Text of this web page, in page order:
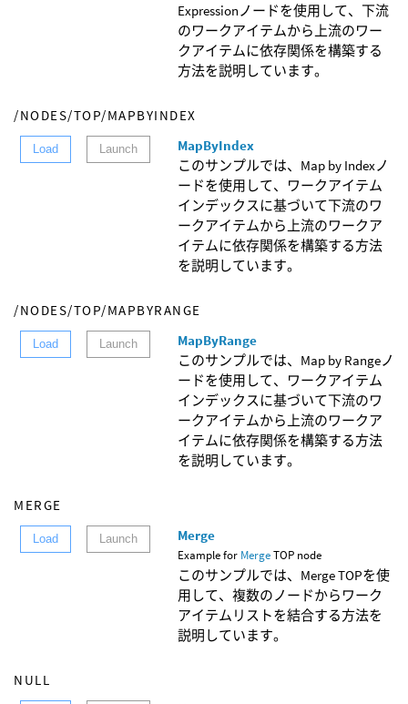
Expressionノードを使用して、下流
のワークアイテムから上流のワー
クアイテムに依存関係を構築する
方法を説明しています。
/NODES/TOP/MAPBYINDEX
Load Launch
MapByIndex
このサンプルでは、Map by Indexノ
ードを使用して、ワークアイテム
インデックスに基づいて下流のワ
ークアイテムから上流のワークア
イテムに依存関係を構築する方法
を説明しています。
/NODES/TOP/MAPBYRANGE
Load Launch
MapByRange
このサンプルでは、Map by Rangeノ
ードを使用して、ワークアイテム
インデックスに基づいて下流のワ
ークアイテムから上流のワークア
イテムに依存関係を構築する方法
を説明しています。
MERGE
Load Launch Merge
Example for MergeTOP node
このサンプルでは、Merge TOPを使
用して、複数のノードからワーク
アイテムリストを結合する方法を
説明しています。
NULL